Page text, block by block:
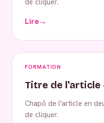
Lire→
FORMATION
Titre de
Chapô de l'article en
de cliquer.